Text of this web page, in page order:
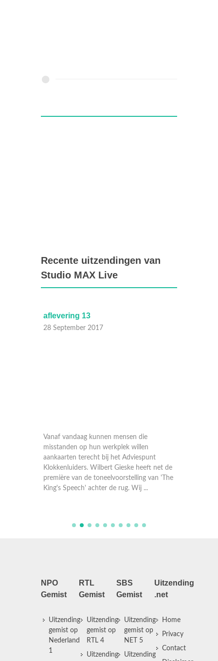
Recente uitzendingen van
Studio MAX Live
aflevering 13
28 September 2017
misstanden op hun werkplek willen
aankaarten terecht bij het Adviespunt
Klokkenluiders. Wilbert Gieske heeft net de
première van de toneelvoorstelling van 'The
King's Speech' achter de rug. Wij ...
NPO
Gemist
Uitzending
gemist op
Nederland
1
RTL
Gemist
Uitzending
gemist op
RTL 4
Uitzending
SBS
Gemist
Uitzending
gemist op
NET 5
Uitzending
Uitzending
.net
Home
Privacy
Contact